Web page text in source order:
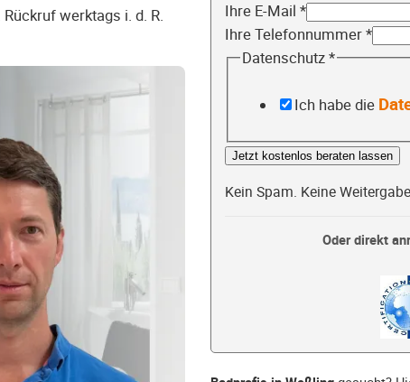
werktags i. d. R.
Ihre E-Mail *
Ihre Telefonnummer*
Datenschutz*
Ich habe die
Jetzt kostenlos beraten lassen
Kein Spam. Keine
Oder direkt